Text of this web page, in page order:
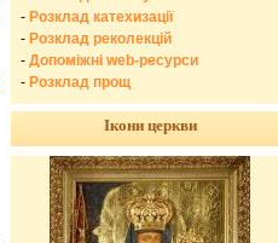
- Розклад катехизації
- Розклад реколекцій
- Допоміжні web-ресурси
- Розклад прощ
Ікони церкви